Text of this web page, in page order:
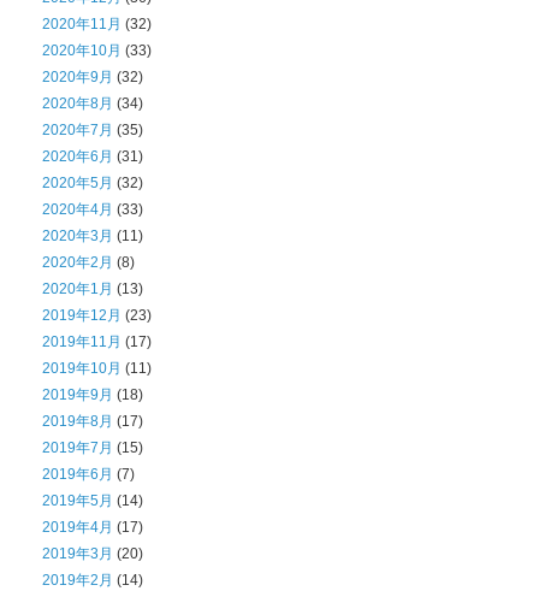
2020年11月 (32)
2020年10月 (33)
2020年9月 (32)
2020年8月 (34)
2020年7月 (35)
2020年6月 (31)
2020年5月 (32)
2020年4月 (33)
2020年3月 (11)
2020年2月 (8)
2020年1月 (13)
2019年12月 (23)
2019年11月 (17)
2019年10月 (11)
2019年9月 (18)
2019年8月 (17)
2019年7月 (15)
2019年6月 (7)
2019年5月 (14)
2019年4月 (17)
2019年3月 (20)
2019年2月 (14)